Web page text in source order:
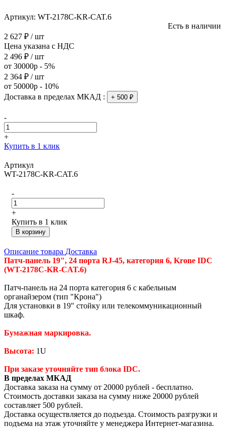
Артикул: WT-2178C-KR-CAT.6
Есть в наличии
2 627 ₽ / шт
Цена указана с НДС
2 496 ₽ / шт
от 30000р - 5%
2 364 ₽ / шт
от 50000р - 10%
Доставка в пределах МКАД :
+ 500 ₽
-
+
Купить в 1 клик
Артикул
WT-2178C-KR-CAT.6
-
+
Купить в 1 клик
В корзину
Описание товара Доставка
Патч-панель 19", 24 порта RJ-45, категория 6, Krone IDC
(WT-2178C-KR-CAT.6)
Патч-панель на 24 порта категория 6 с кабельным
органайзером (тип "Крона")
Для установки в 19" стойку или телекоммуникационный
шкаф.
Бумажная маркировка.
Высота: 1U
При заказе уточняйте тип блока IDC.
В пределах МКАД
Доставка заказа на сумму от 20000 рублей - бесплатно.
Стоимость доставки заказа на сумму ниже 20000 рублей
составляет 500 рублей.
Доставка осуществляется до подъезда. Стоимость разгрузки и
подъема на этаж уточняйте у менеджера Интернет-магазина.